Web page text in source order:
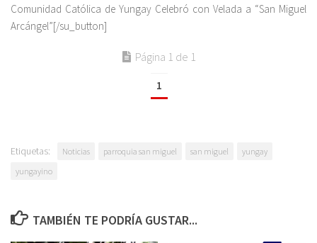
Comunidad Católica de Yungay Celebró con Velada a “San Miguel
Arcángel”[/su_button]
Página 1 de 1
1
Etiquetas: Noticias parroquia san miguel san miguel
yungay
yungayino
TAMBIÉN TE PODRÍA GUSTAR...